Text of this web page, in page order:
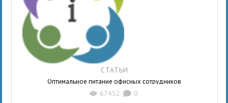
СТАТЬИ
Оптимальное питание офисных сотрудников
X 67452 K 0